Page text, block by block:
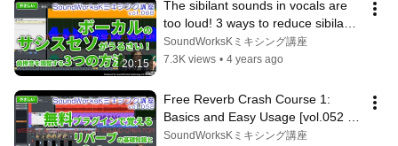
20:15
The sibilant sounds in vocals are
too loud! 3 ways to reduce sibilant
sounds [Difficulty: Easy vo...
SoundWorksKミキシング講座
7.3K views • 4 years ago
Free Reverb Crash Course 1:
Basics and Easy Usage [vol.052
Difficulty: Easy] Reverb Time
SoundWorksKミキシング講座